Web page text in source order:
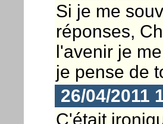
Si je me
réponses,
l'avenir je
je pense de
26/04/2011
C'était